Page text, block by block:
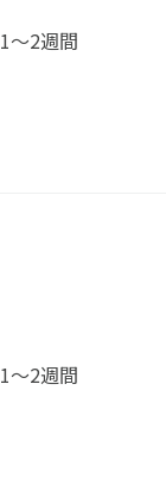
1〜2週間
1〜2週間